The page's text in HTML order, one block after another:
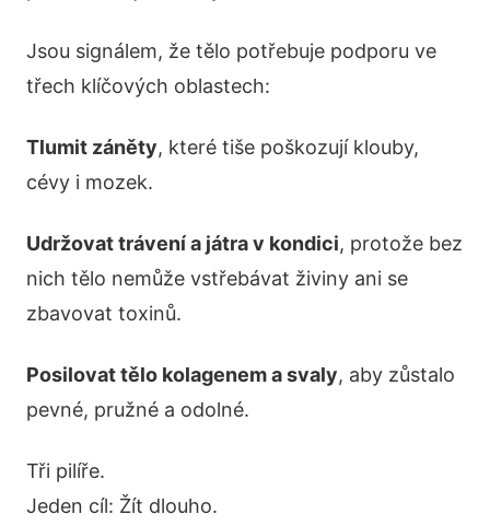
Jsou signálem, že tělo potřebuje podporu ve
třech klíčových oblastech:
Tlumit záněty, které tiše poškozují klouby,
cévy i mozek.
Udržovat trávení a játra v kondici, protože bez
nich tělo nemůže vstřebávat živiny ani se
zbavovat toxinů.
Posilovat tělo kolagenem a svaly, aby zůstalo
pevné, pružné a odolné.
Tři pilíře.
Jeden cíl: Žít dlouho.